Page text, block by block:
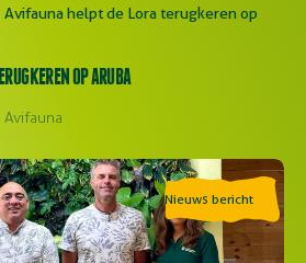
Avifauna helpt de Lora terugkeren op
OP ARUBA
Avifauna
Nieuws bericht